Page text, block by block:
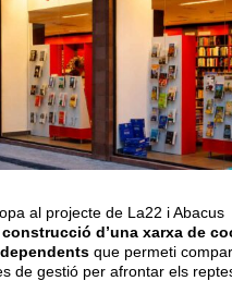
al projecte de La22 i
d’una xarxa de
que permeti
de gestió per afrontar els